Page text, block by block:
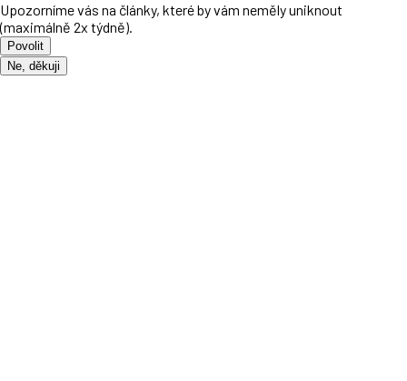
Upozorníme vás na články, které by vám neměly uniknout
(maximálně 2x týdně).
Povolit
Ne, děkuji